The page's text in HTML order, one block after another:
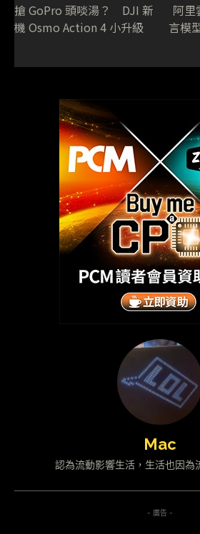
搶 GoPro 頭啖湯？ DJI 新
機 Osmo Action 4 小升級
阿里
言模
Mac
認為流動影響生活，生活也因為
- 廣告 -